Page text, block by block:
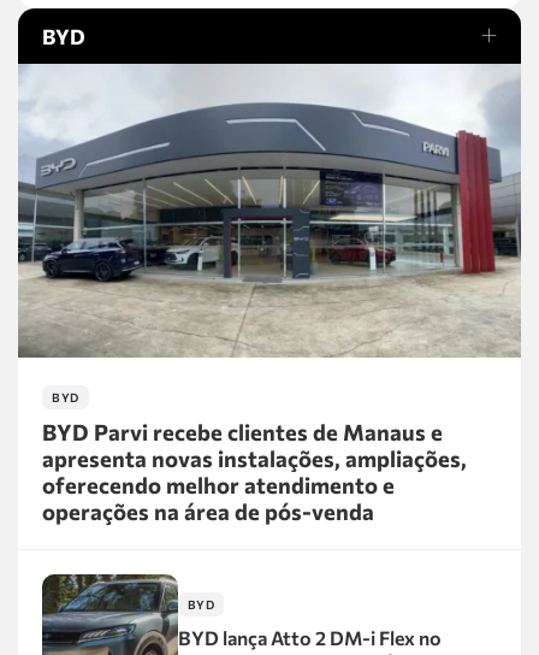
BYD
BYD
BYD Parvi recebe clientes de Manaus e
apresenta novas instalações, ampliações,
oferecendo melhor atendimento e
operações na área de pós-venda
BYD
BYD lança Atto 2 DM-i Flex no